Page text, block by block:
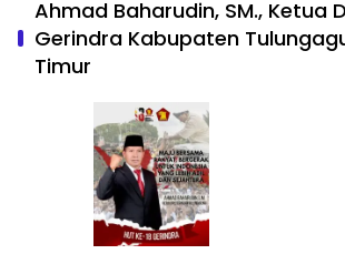
Ahmad Baharudin, SM., Ketua
Gerindra Kabupaten
Timur